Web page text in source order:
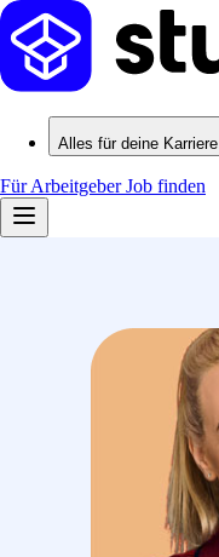
Alles für deine Karriere
Für ArbeitgeberJob finden